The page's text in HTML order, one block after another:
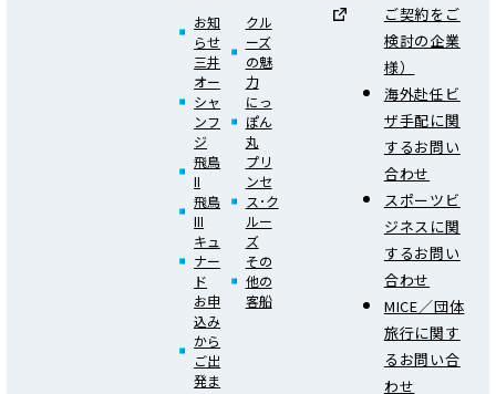
お知
らせ
三井
オー
シャ
ンフ
ジ
飛鳥
II
飛鳥
III
キュ
ナー
ド
お申
込み
から
ご出
発ま
クル
ーズ
の魅
力
にっ
ぽん
丸
プリ
ンセ
ス･ク
ルー
ズ
その
他の
客船
ご契約をご
検討の企業
様）
海外赴任ビ
ザ手配に関
するお問い
合わせ
スポーツビ
ジネスに関
するお問い
合わせ
MICE／団体
旅行に関す
るお問い合
わせ